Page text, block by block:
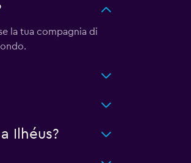
la tua compagnia di
Ilhéus?